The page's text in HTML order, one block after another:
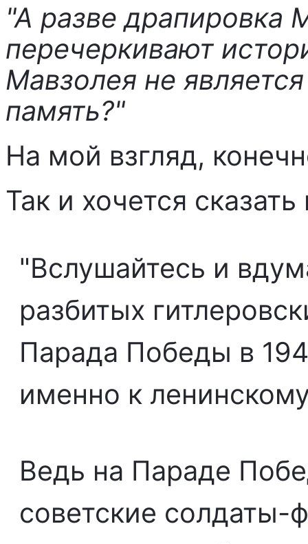
"А разве драпировка
перечеркивают
Мавзолея не
память?"
На мой взгляд,
Так и хочется
"Вслушайтесь и
разбитых
Парада Победы в
именно к
Ведь на Параде
советские солдаты-